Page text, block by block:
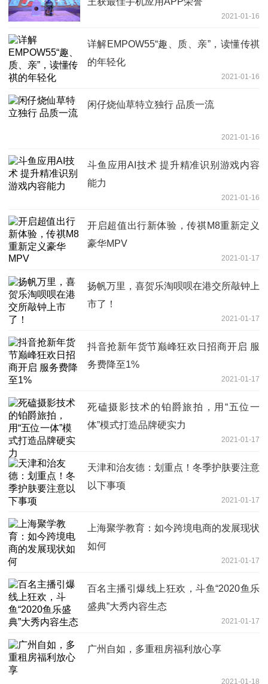
2021-01-16
详解EMPOW55“趣、质、亲”，读懂传祺
的年轻化
2021-01-16
闲仔烧仙草特立独行 品质一流
2021-01-16
斗鱼应用AI技术 提升精准识别游戏内容
能力
2021-01-16
开启超值出行新体验，传祺M8重新定义
豪华MPV
2021-01-17
扬帆万里，喜贺乐淘呗呗在港交所敲钟上
市了！
2021-01-17
抖音抢新年货节巅峰狂欢日招商开启 服
务费降至1%
2021-01-17
死磕摄影技术的铂爵旅拍，用“五位一
体”模式打造品牌硬实力
2021-01-17
天津和治友德：划重点！冬季护肤要注意
以下事项
2021-01-17
上海聚学教育：如今跨境电商的发展现状
如何
2021-01-17
百名主播引爆线上狂欢，斗鱼“2020鱼乐
盛典”大秀内容生态
2021-01-17
广州自如，多重租房福利放心享
2021-01-18